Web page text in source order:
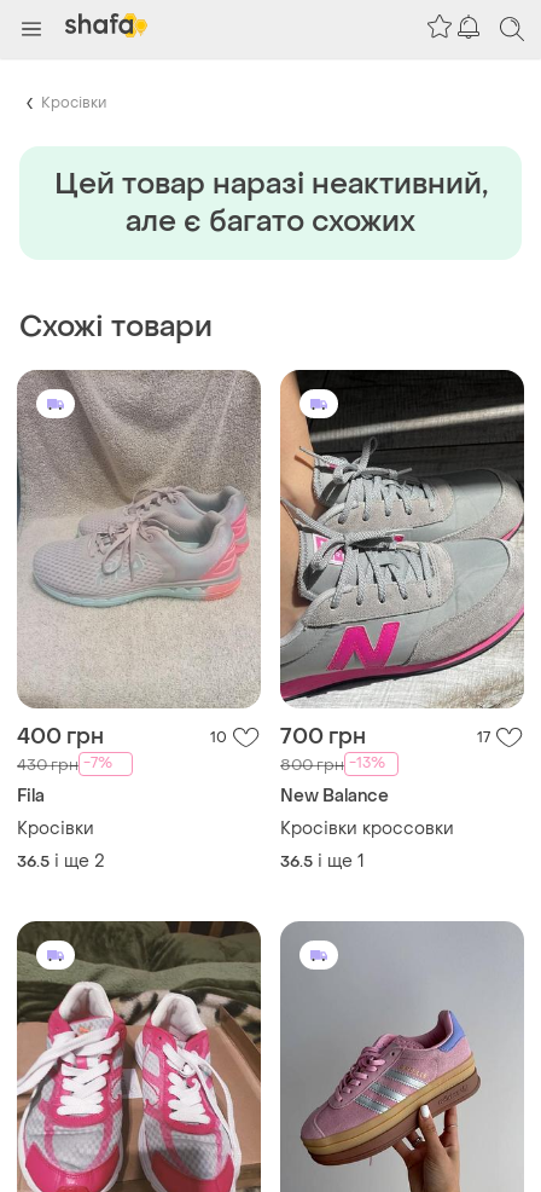
Кросівки
Цей товар наразi неактивний,
але є багато схожих
Схожі товари
400 грн 10
430 грн -7%
Fila
Кросівки
36.5 і ще 2
700 грн 17
800 грн -13%
New Balance
Кросівки кроссовки
36.5 і ще 1